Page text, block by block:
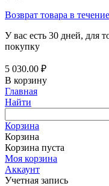
Возврат товара в
У вас есть 30 дней, для
покупку
5 030.00 ₽
В корзину
Главная
Найти
Корзина
Корзина
Корзина пуста
Моя корзина
Аккаунт
Учетная запись